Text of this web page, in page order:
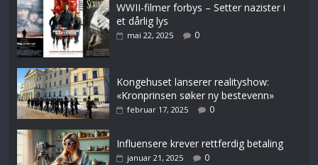
WWII-filmer forbys – Setter nazister i
et dårlig lys
mai 22, 2025 0
Kongehuset lanserer realityshow:
«Kronprinsen søker ny bestevenn»
februar 17, 2025 0
Influensere krever rettferdig betaling
januar 21, 2025 0